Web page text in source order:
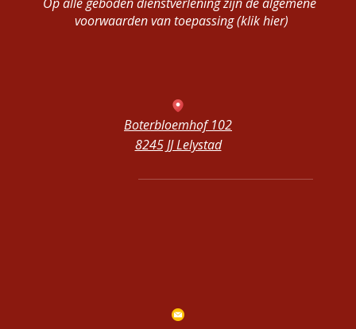
voorwaarden van toepassing (klik hier)
Boterbloemhof 102
8245 JJ Lelystad